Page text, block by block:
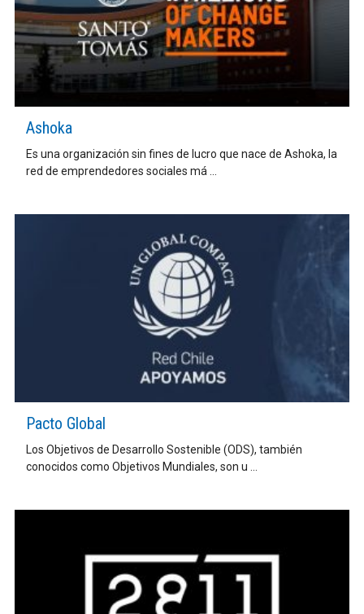
Ashoka
Es una organización sin fines de lucro que nace de Ashoka, la
red de emprendedores sociales má ...
Pacto Global
Los Objetivos de Desarrollo Sostenible (ODS), también
conocidos como Objetivos Mundiales, son u ...